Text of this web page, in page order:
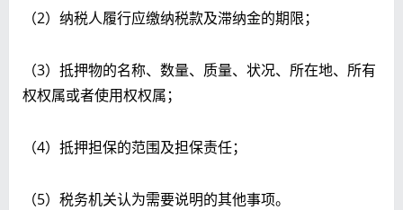
（2）纳税人履行应缴纳税款及滞纳金的期限；
（3）抵押物的名称、数量、质量、状况、所在地、所有
权权属或者使用权权属；
（4）抵押担保的范围及担保责任；
（5）税务机关认为需要说明的其他事项。